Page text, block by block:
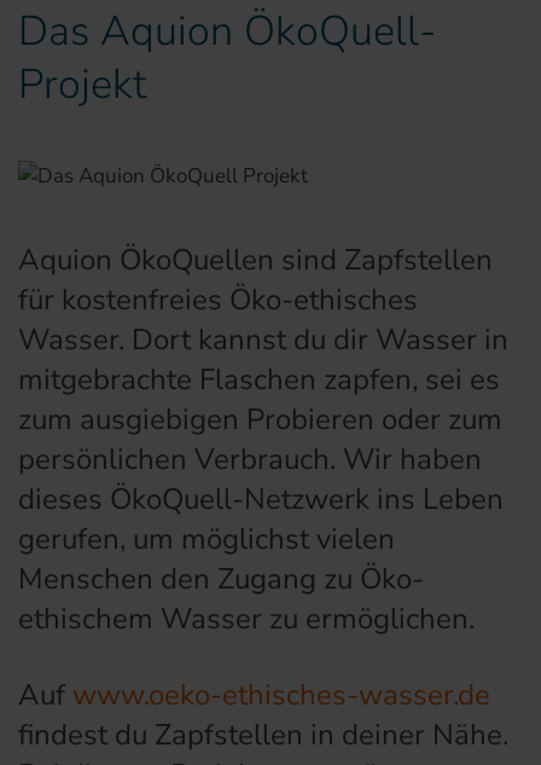
Das Aquion ÖkoQuell-
Projekt
Aquion ÖkoQuellen sind Zapfstellen
für kostenfreies Öko-ethisches
Wasser. Dort kannst du dir Wasser in
mitgebrachte Flaschen zapfen, sei es
zum ausgiebigen Probieren oder zum
persönlichen Verbrauch. Wir haben
dieses ÖkoQuell-Netzwerk ins Leben
gerufen, um möglichst vielen
Menschen den Zugang zu Öko-
ethischem Wasser zu ermöglichen.
Auf www.oeko-ethisches-wasser.de
findest du Zapfstellen in deiner Nähe.